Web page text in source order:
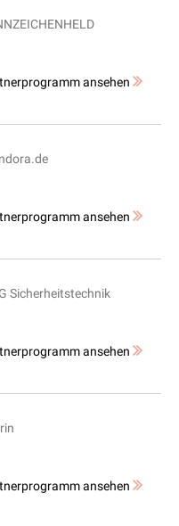
ansehen
ansehen
Sicherheitstechnik
ansehen
ansehen